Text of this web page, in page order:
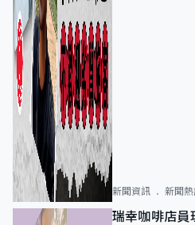
新聞資訊 新聞熱
瑞幸咖啡店